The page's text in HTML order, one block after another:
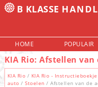
B KLASSE
HOME POPULAIR
KIA Rio: Afstellen
KIA Rio / KIA Rio - Instructieboekje
auto /Stoelen / Afstellen van de